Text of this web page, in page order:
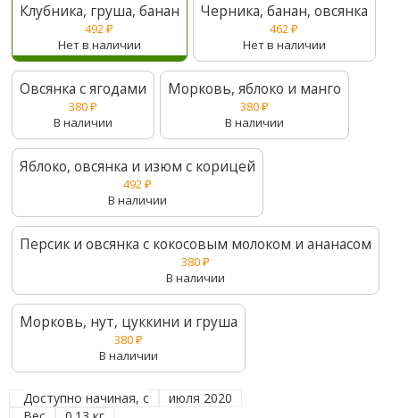
Клубника, груша, банан
492₽
Нет в наличии
Черника, банан, овсянка
462₽
Нет в наличии
Овсянка с ягодами
380₽
В наличии
Морковь, яблоко и манго
380₽
В наличии
Яблоко, овсянка и изюм с корицей
492₽
В наличии
Персик и овсянка с кокосовым молоком и ананасом
380₽
В наличии
Морковь, нут, цуккини и груша
380₽
В наличии
Доступно начиная, с
июля 2020